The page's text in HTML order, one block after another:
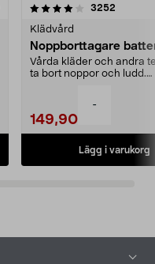
-
3252
Klädvård
Noppborttagare
Vårda kläder och andra
ta bort noppor och ludd.
149,90
Lägg i varukorg
4.5av 5 stjärnor